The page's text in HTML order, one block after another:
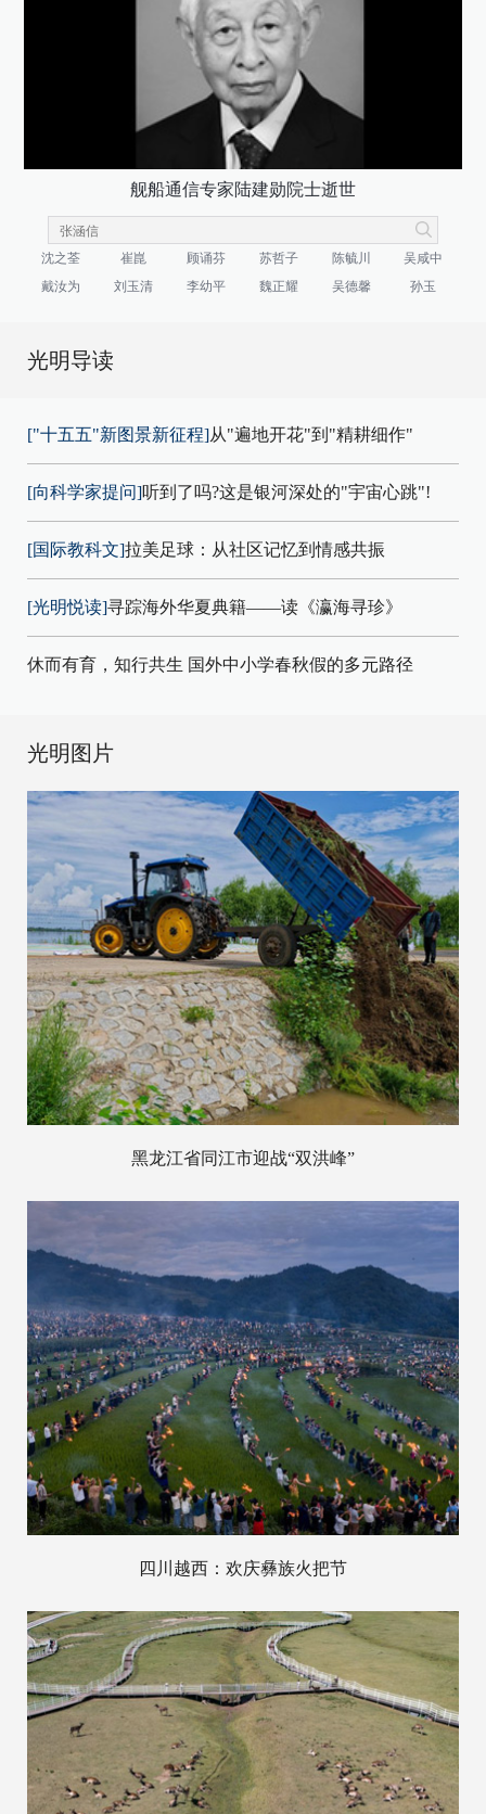
舰船通信专家陆建勋院士逝世
沈之荃 崔崑 顾诵芬 苏哲子 陈毓川
吴咸中
戴汝为
刘玉清 李幼平 魏正耀 吴德馨 孙玉
光明导读
["十五五"新图景新征程]从"遍地开花"到"精耕细作"
[向科学家提问]听到了吗?这是银河深处的"宇宙心跳"!
[国际教科文]拉美足球：从社区记忆到情感共振
[光明悦读]寻踪海外华夏典籍——读《瀛海寻珍》
休而有育，知行共生 国外中小学春秋假的多元路径
光明图片
黑龙江省同江市迎战“双洪峰”
四川越西：欢庆彝族火把节